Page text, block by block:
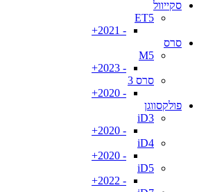
סקייוול
ET5
- 2021+
סרס
M5
- 2023+
סרס 3
- 2020+
פולקסווגן
iD3
- 2020+
iD4
- 2020+
iD5
- 2022+